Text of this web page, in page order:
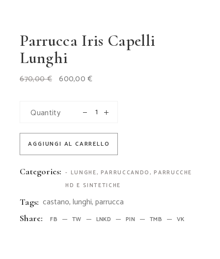
Parrucca Iris Capelli
Lunghi
670,00€ Il
prezzo
600,00€Il
prezzo
600,00 €.
Quantity
AGGIUNGI AL CARRELLO
Categories: - LUNGHE, PARRUCCANDO,PARRUCCHE
HD E SINTETICHE
Tags: castano,lunghi,parrucca
Share: FB TW LNKD PIN TMB VK